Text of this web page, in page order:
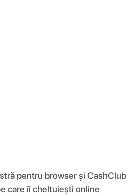
pentru browser și CashClub
care îi cheltuiești online